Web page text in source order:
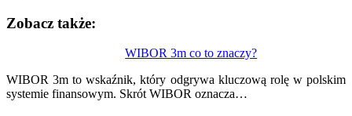
Zobacz także:
WIBOR 3m co to znaczy?
WIBOR 3m to wskaźnik, który odgrywa kluczową rolę w polskim
systemie finansowym. Skrót WIBOR oznacza…
wpisu